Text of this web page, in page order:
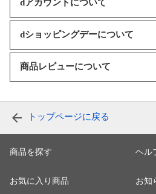
dアカウントについて
dショッピングデーについて
商品レビューについて
トップページに戻る
商品を探す
お気に入り商品
ヘル
お知